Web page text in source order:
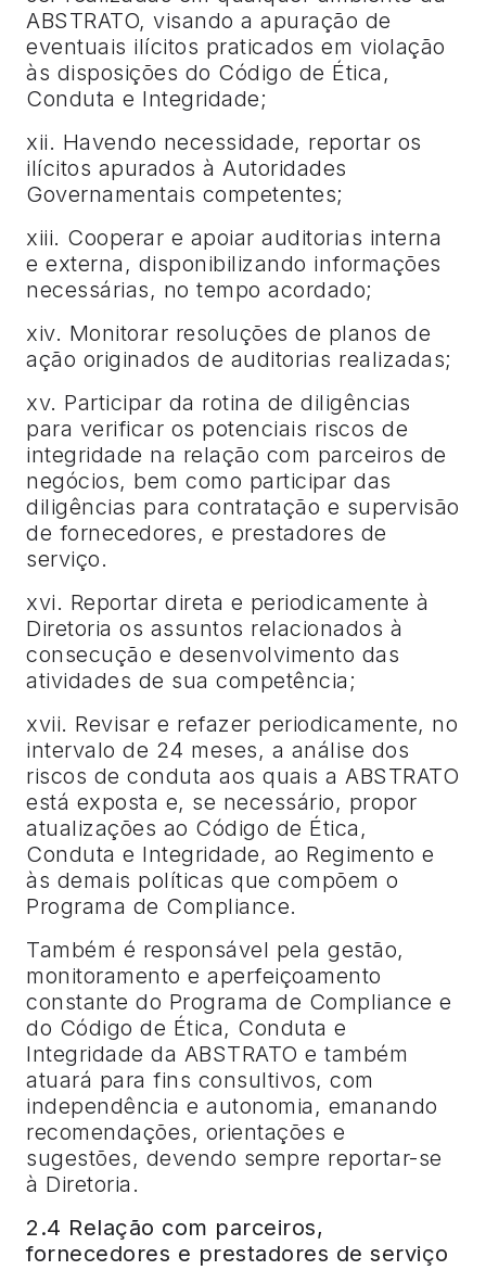
ABSTRATO, visando a apuração de
eventuais ilícitos praticados em violação
às disposições do Código de Ética,
Conduta e Integridade;
xii. Havendo necessidade, reportar os
ilícitos apurados à Autoridades
Governamentais competentes;
xiii. Cooperar e apoiar auditorias interna
e externa, disponibilizando informações
necessárias, no tempo acordado;
xiv. Monitorar resoluções de planos de
ação originados de auditorias realizadas;
xv. Participar da rotina de diligências
para verificar os potenciais riscos de
integridade na relação com parceiros de
negócios, bem como participar das
diligências para contratação e supervisão
de fornecedores, e prestadores de
serviço.
xvi. Reportar direta e periodicamente à
Diretoria os assuntos relacionados à
consecução e desenvolvimento das
atividades de sua competência;
xvii. Revisar e refazer periodicamente, no
intervalo de 24 meses, a análise dos
riscos de conduta aos quais a ABSTRATO
está exposta e, se necessário, propor
atualizações ao Código de Ética,
Conduta e Integridade, ao Regimento e
às demais políticas que compõem o
Programa de Compliance.
Também é responsável pela gestão,
monitoramento e aperfeiçoamento
constante do Programa de Compliance e
do Código de Ética, Conduta e
Integridade da ABSTRATO e também
atuará para fins consultivos, com
independência e autonomia, emanando
recomendações, orientações e
sugestões, devendo sempre reportar-se
à Diretoria.
2.4 Relação com parceiros,
fornecedores e prestadores de serviço